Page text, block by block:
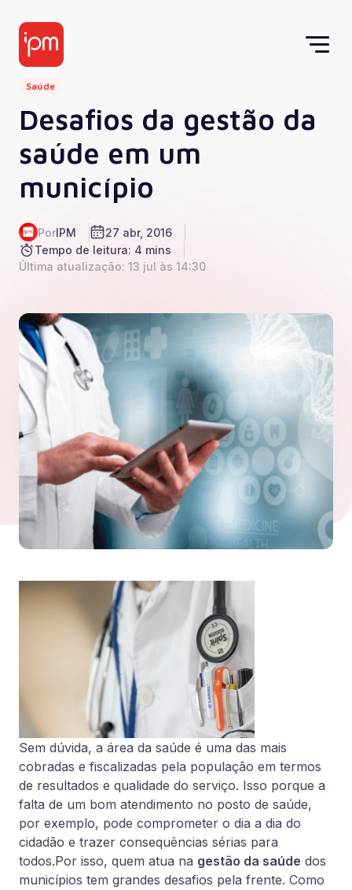
Saúde
Desafios da gestão da
saúde em um
município
PorIPM
27 abr, 2016
Tempo de leitura: 4 mins
Última atualização: 13 jul às 14:30
Sem dúvida, a área da saúde é uma das mais
cobradas e fiscalizadas pela população em termos
de resultados e qualidade do serviço. Isso porque a
falta de um bom atendimento no posto de saúde,
por exemplo, pode comprometer o dia a dia do
cidadão e trazer consequências sérias para
todos.Por isso, quem atua na gestão da saúde dos
municípios tem grandes desafios pela frente. Como